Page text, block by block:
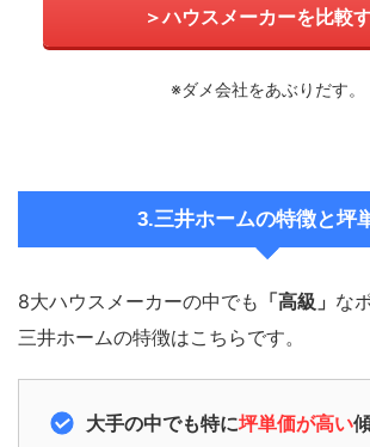
＞ハウスメーカーを比較
※ダメ会社をあぶりだす。
3.三井ホームの特徴と坪
8大ハウスメーカーの中でも 「高級」 な
三井ホームの特徴はこちらです。
大手の中でも特に坪単価が高い